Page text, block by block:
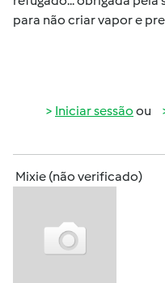
para não criar vapor e
Iniciar sessão ou
Mixie (não verificado)